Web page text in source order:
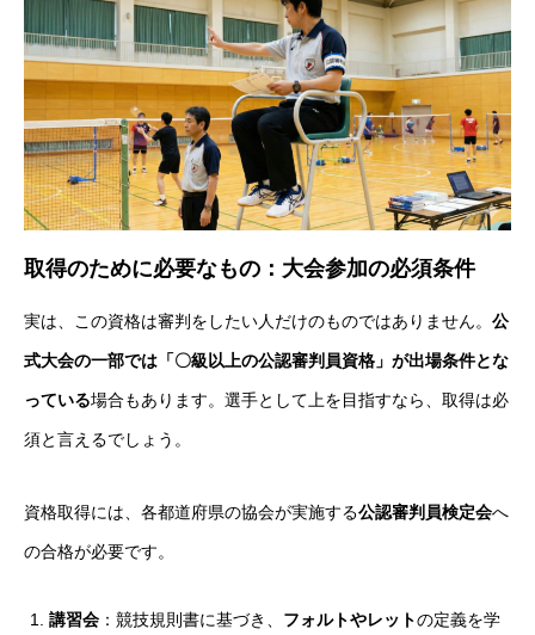
取得のために必要なもの：大会参加の必須条件
実は、この資格は審判をしたい人だけのものではありません。 公
式大会の一部では「〇級以上の公認審判員資格」が出場条件とな
っている場合もあります。選手として上を目指すなら、取得は必
須と言えるでしょう。
資格取得には、各都道府県の協会が実施する公認審判員検定会へ
の合格が必要です。
講習会 ：競技規則書に基づき、 フォルトやレットの定義を学